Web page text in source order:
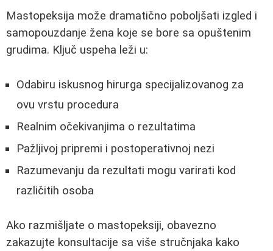
Mastopeksija može dramatično poboljšati izgled i
samopouzdanje žena koje se bore sa opuštenim
grudima. Ključ uspeha leži u:
Odabiru iskusnog hirurga specijalizovanog za
ovu vrstu procedura
Realnim očekivanjima o rezultatima
Pažljivoj pripremi i postoperativnoj nezi
Razumevanju da rezultati mogu varirati kod
različitih osoba
Ako razmišljate o mastopeksiji, obavezno
zakazujte konsultacije sa više stručnjaka kako